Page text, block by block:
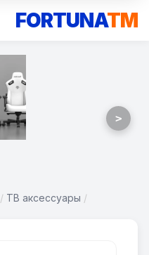
FORTUNATM
>
/ ТВ аксессуары /